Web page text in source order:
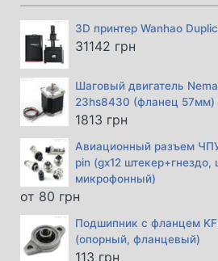
3D принтер Wanhao
31142 грн
Шаговый двигатель
23hs8430 (фланец 57мм)
1813 грн
Авиационный разъем
pin (gx12 штекер+гнездо,
микрофонный)
от 80 грн
Подшипник с фланцем
(опорный, фланцевый)
113 грн